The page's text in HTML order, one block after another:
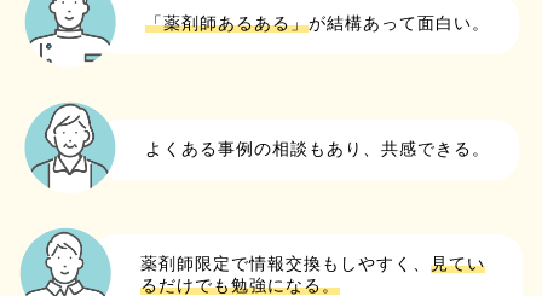
「薬剤師あるある」が結構あって面白い。
よくある事例の相談もあり、共感できる。
薬剤師限定で情報交換もしやすく、 見てい
るだけでも勉強になる。